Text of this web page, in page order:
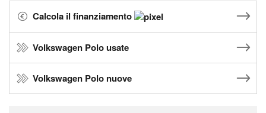
Calcola il finanziamento
Volkswagen Polo usate
Volkswagen Polo nuove